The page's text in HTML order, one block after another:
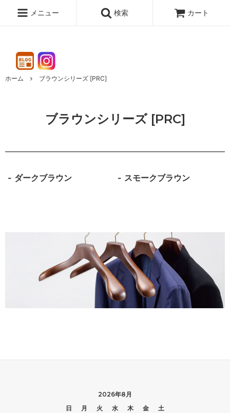
メニュー 検索 カート
ホーム ブラウンシリーズ [PRC]
ブラウンシリーズ [PRC]
ダークブラウン スモークブラウン
2026年8月
日
月 火 水 木 金
土